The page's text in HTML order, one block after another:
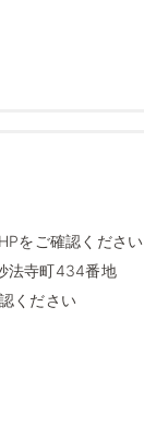
をご確認ください
法寺町434番地
ください